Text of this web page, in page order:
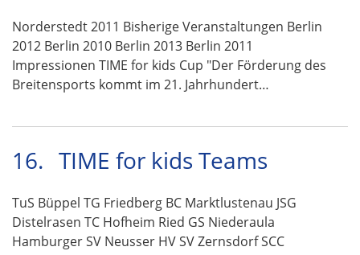
Norderstedt 2011 Bisherige Veranstaltungen Berlin
2012 Berlin 2010 Berlin 2013 Berlin 2011
Impressionen TIME for kids Cup "Der Förderung des
Breitensports kommt im 21. Jahrhundert…
16. TIME for kids Teams
TuS Büppel TG Friedberg BC Marktlustenau JSG
Distelrasen TC Hofheim Ried GS Niederaula
Hamburger SV Neusser HV SV Zernsdorf SCC